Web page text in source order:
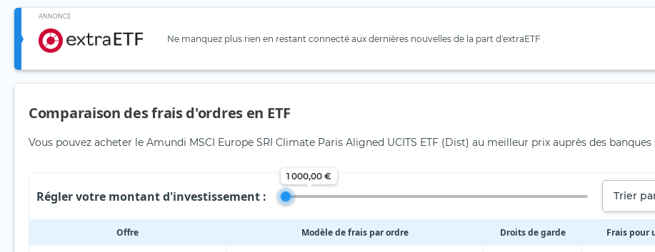
ANNONCE
Ne manquez plus rien en restant connecté aux dernières nouvelles de la part d'extraETF .
Comparaison des frais d'ordres en ETF
Vous pouvez acheter le Amundi MSCI Europe SRI Climate Paris Aligned UCITS ETF (Dist) au meilleur prix auprès des
Régler votre montant d'investissement :
1 000,00 €
Trier
Offre Modèle de frais par ordre Droits de garde Frais pour